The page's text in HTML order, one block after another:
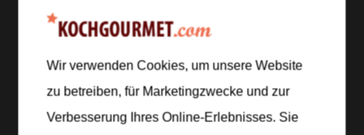
Zubereitung
Schritt 1/5
Wir verwenden Cookies, um unsere Website
zu betreiben, für Marketingzwecke und zur
Verbesserung Ihres Online-Erlebnisses. Sie